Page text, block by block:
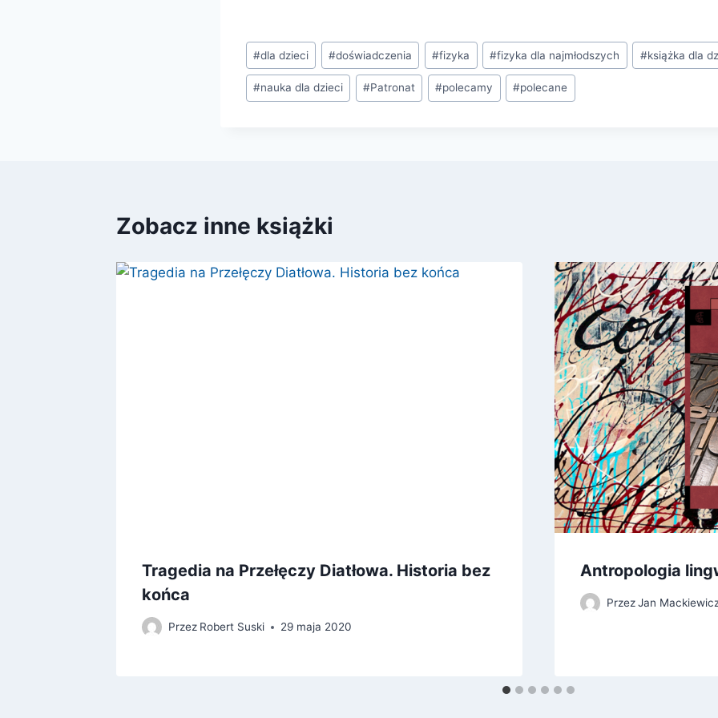
Tagi
wpisu:
#dla dzieci #doświadczenia #fizyka #fizyka dla najmłodszych #książka dla
#nauka dla dzieci #Patronat #polecamy #polecane
Zobacz inne książki
Tragedia na Przełęczy Diatłowa. Historia bez
końca
Przez Robert Suski 29 maja 2020
Antropologia
PrzezJan